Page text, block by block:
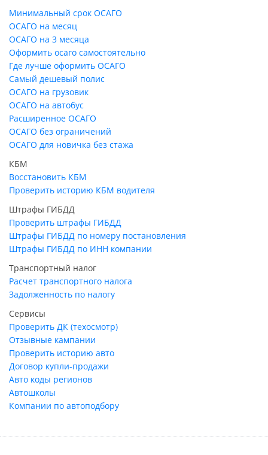
Минимальный срок ОСАГО
ОСАГО на месяц
ОСАГО на 3 месяца
Оформить осаго самостоятельно
Где лучше оформить ОСАГО
Самый дешевый полис
ОСАГО на грузовик
ОСАГО на автобус
Расширенное ОСАГО
ОСАГО без ограничений
ОСАГО для новичка без стажа
КБМ
Восстановить КБМ
Проверить историю КБМ водителя
Штрафы ГИБДД
Проверить штрафы ГИБДД
Штрафы ГИБДД по номеру постановления
Штрафы ГИБДД по ИНН компании
Транспортный налог
Расчет транспортного налога
Задолженность по налогу
Сервисы
Проверить ДК (техосмотр)
Отзывные кампании
Проверить историю авто
Договор купли-продажи
Авто коды регионов
Автошколы
Компании по автоподбору